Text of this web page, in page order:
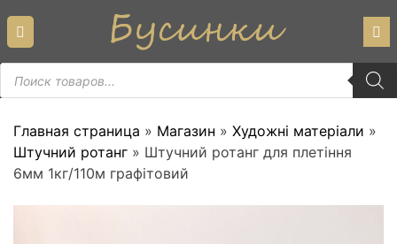
content
Пошук
товарів
Главная страница » Магазин » Художні матеріали »
Штучний ротанг » Штучний ротанг для плетіння
6мм 1кг/110м графiтовий